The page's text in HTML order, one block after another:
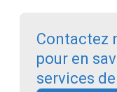
Contactez
pour en
services